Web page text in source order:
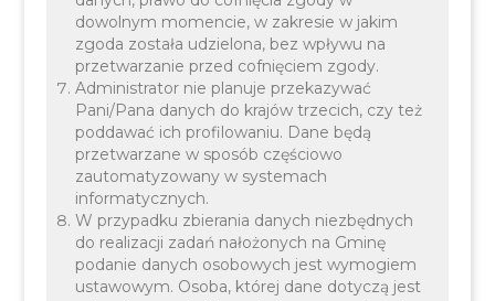
Publikacja wydawana przez Stowarzyszenie
Metropolia Krakowska.
dowolnym momencie, w zakresie w jakim
zgoda została udzielona, bez wpływu na
przetwarzanie przed cofnięciem zgody.
Administrator nie planuje przekazywać
Pani/Pana danych do krajów trzecich, czy też
poddawać ich profilowaniu. Dane będą
przetwarzane w sposób częściowo
zautomatyzowany w systemach
informatycznych.
W przypadku zbierania danych niezbędnych
do realizacji zadań nałożonych na Gminę
podanie danych osobowych jest wymogiem
ustawowym. Osoba, której dane dotyczą jest